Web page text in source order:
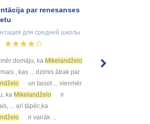
par renesanses
для средней школы
domāju, ka Mikelandželo
, kas ... dzimis ātrak par
un taisot ... vienmēr
ka Mikelandželo
ir
... arī tāpēc,ka
ir vairāk ...